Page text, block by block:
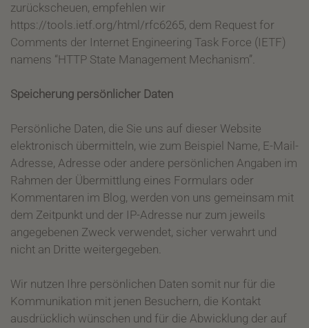
zurückscheuen, empfehlen wir
https://tools.ietf.org/html/rfc6265, dem Request for
Comments der Internet Engineering Task Force (IETF)
namens “HTTP State Management Mechanism”.
Speicherung persönlicher Daten
Persönliche Daten, die Sie uns auf dieser Website
elektronisch übermitteln, wie zum Beispiel Name, E-Mail-
Adresse, Adresse oder andere persönlichen Angaben im
Rahmen der Übermittlung eines Formulars oder
Kommentaren im Blog, werden von uns gemeinsam mit
dem Zeitpunkt und der IP-Adresse nur zum jeweils
angegebenen Zweck verwendet, sicher verwahrt und
nicht an Dritte weitergegeben.
Wir nutzen Ihre persönlichen Daten somit nur für die
Kommunikation mit jenen Besuchern, die Kontakt
ausdrücklich wünschen und für die Abwicklung der auf